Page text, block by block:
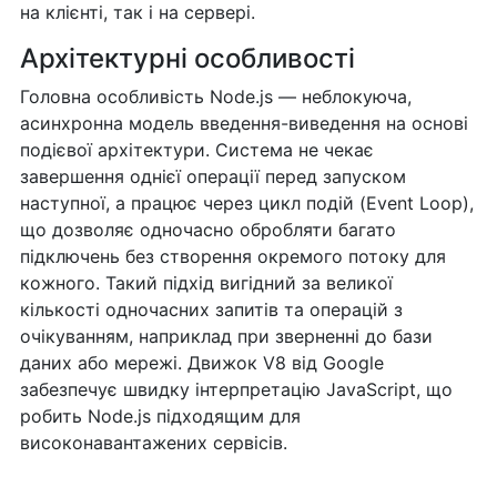
на клієнті, так і на сервері.
Архітектурні особливості
Головна особливість Node.js — неблокуюча,
асинхронна модель введення-виведення на основі
подієвої архітектури. Система не чекає
завершення однієї операції перед запуском
наступної, а працює через цикл подій (Event Loop),
що дозволяє одночасно обробляти багато
підключень без створення окремого потоку для
кожного. Такий підхід вигідний за великої
кількості одночасних запитів та операцій з
очікуванням, наприклад при зверненні до бази
даних або мережі. Движок V8 від Google
забезпечує швидку інтерпретацію JavaScript, що
робить Node.js підходящим для
високонавантажених сервісів.